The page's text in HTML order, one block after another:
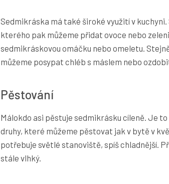
Sedmikráska má také široké využití v
kterého pak můžeme přidat ovoce nebo
sedmikráskovou omáčku nebo omeletu.
můžeme posypat chléb s máslem nebo
Pěstování
Málokdo asi pěstuje sedmikrásku cíleně. Je
druhy, které můžeme pěstovat jak v bytě v
potřebuje světlé stanoviště, spíš chladnější.
stále vlhký.